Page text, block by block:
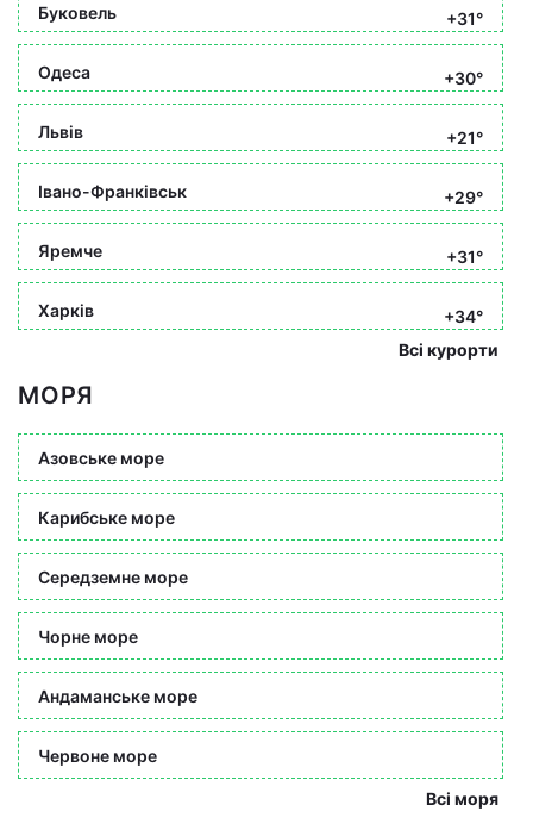
Буковель +31°
Одеса +30°
Львів +21°
Івано-Франківськ +29°
Яремче +31°
Харків
+34°
Всі курорти
МОРЯ
Азовське море
Карибське море
Середземне море
Чорне море
Андаманське море
Червоне море
Всі моря